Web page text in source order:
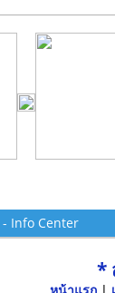
Info Center
*